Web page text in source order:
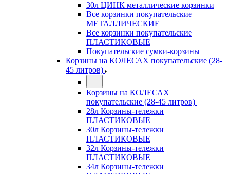
30л ЦИНК металлические корзинки
Все корзинки покупательские
МЕТАЛЛИЧЕСКИЕ
Все корзинки покупательские
ПЛАСТИКОВЫЕ
Покупательские сумки-корзины
Корзины на КОЛЕСАХ покупательские (28-
45 литров)
Корзины на КОЛЕСАХ
покупательские (28-45 литров)
28л Корзины-тележки
ПЛАСТИКОВЫЕ
30л Корзины-тележки
ПЛАСТИКОВЫЕ
32л Корзины-тележки
ПЛАСТИКОВЫЕ
34л Корзины-тележки